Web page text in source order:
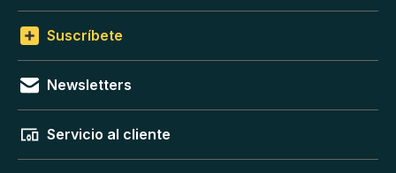
Suscríbete
Newsletters
Servicio al cliente